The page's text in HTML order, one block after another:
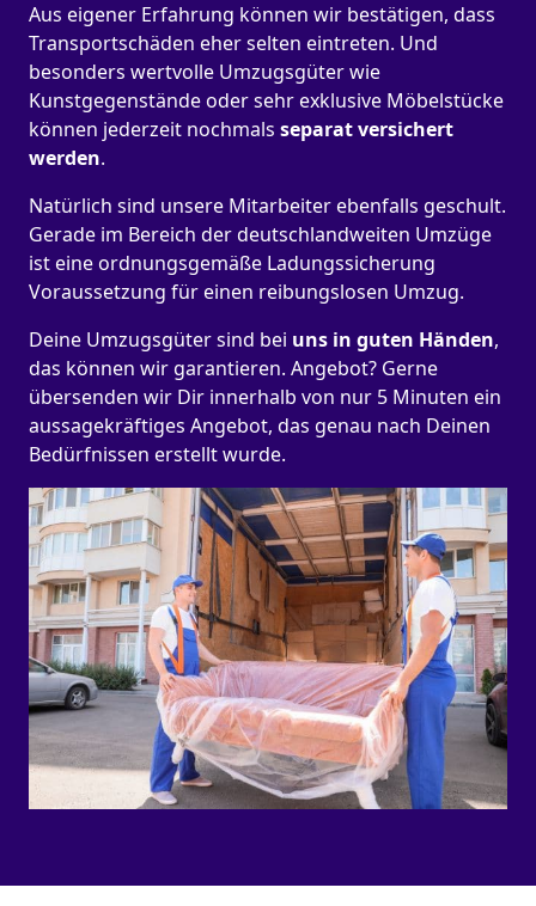
Aus eigener Erfahrung können wir bestätigen, dass
Transportschäden eher selten eintreten. Und
besonders wertvolle Umzugsgüter wie
Kunstgegenstände oder sehr exklusive Möbelstücke
können jederzeit nochmals separat versichert
werden.
Natürlich sind unsere Mitarbeiter ebenfalls geschult.
Gerade im Bereich der deutschlandweiten Umzüge
ist eine ordnungsgemäße Ladungssicherung
Voraussetzung für einen reibungslosen Umzug.
Deine Umzugsgüter sind bei uns in guten Händen,
das können wir garantieren. Angebot? Gerne
übersenden wir Dir innerhalb von nur 5 Minuten ein
aussagekräftiges Angebot, das genau nach Deinen
Bedürfnissen erstellt wurde.